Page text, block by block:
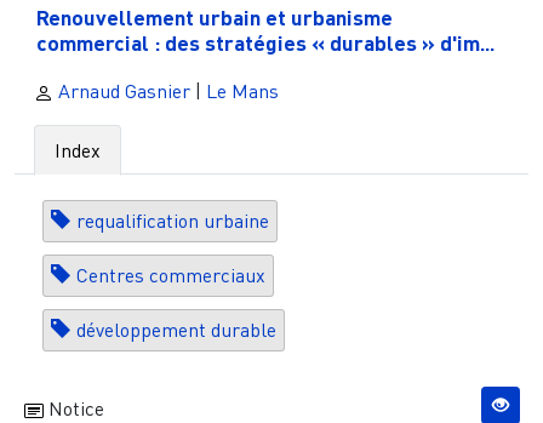
Renouvellement urbain et urbanisme
commercial : des stratégies « durables » d'im...
Arnaud Gasnier | Le Mans
Index
requalification urbaine
Centres commerciaux
développement durable
Notice